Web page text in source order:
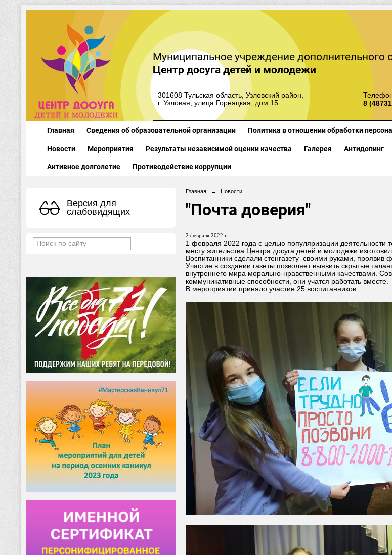
Муниципальное учреждение дополнительного
Центр досуга детей и молодежи
301608 Тульская область, Узловский район,
г. Узловая, улица Горняцкая, дом 15
8
Главная Сведения об образовательной организации Политика в отношении обработки
Новости Мероприятия Результаты независимой оценки качества Галерея Антидопинг
Активное долголетие Противодействие коррупции
Версия для
слабовидящих
Главная → Новости
"Почта доверия"
2 февраля 2022 г.
1 февраля 2022 года с целью популяризации деятельности
месту жительства Центра досуга детей и молодежи
Воспитанники сделали стенгазету своими руками,
Участие в создании газеты позволяет выявить скрытые
внутреннего мира морально-нравственными качествами.
коммуникативные способности, они учатся работать вместе.
В мероприятии приняло участие 25 воспитанников.